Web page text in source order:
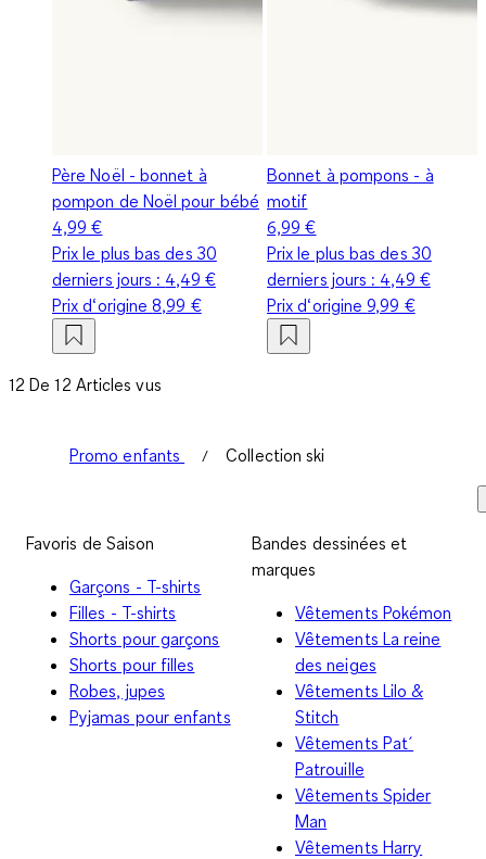
Père Noël - bonnet à
pompon de Noël pour bébé
4,99 €
Prix le plus bas des 30
derniers jours : 4,49 €
Prix d‘origine8,99 €
Bonnet à pompons - à
motif
6,99 €
Prix le plus bas des 30
derniers jours : 4,49 €
Prix d‘origine9,99 €
12 De 12 Articles vus
Promo enfants Collection ski
Favoris de Saison
Garçons - T-shirts
Filles - T-shirts
Shorts pour garçons
Shorts pour filles
Robes, jupes
Pyjamas pour enfants
Bandes dessinées et
marques
Vêtements Pokémon
Vêtements La reine
des neiges
Vêtements Lilo &
Stitch
Vêtements Pat´
Patrouille
Vêtements Spider
Man
Vêtements Harry